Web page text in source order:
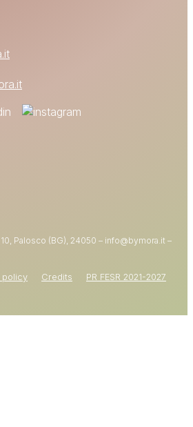
Palosco (BG), 24050 – info@bymora.it –
policy Credits PR FESR 2021-2027